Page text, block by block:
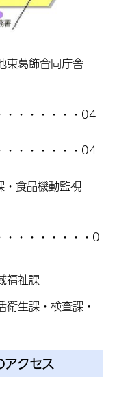
東葛飾合同庁舎
・・・・・・・04
・・・・・・・04
・食品機動監視
・・・・・・・・0
福祉課
生課・検査課・
アクセス